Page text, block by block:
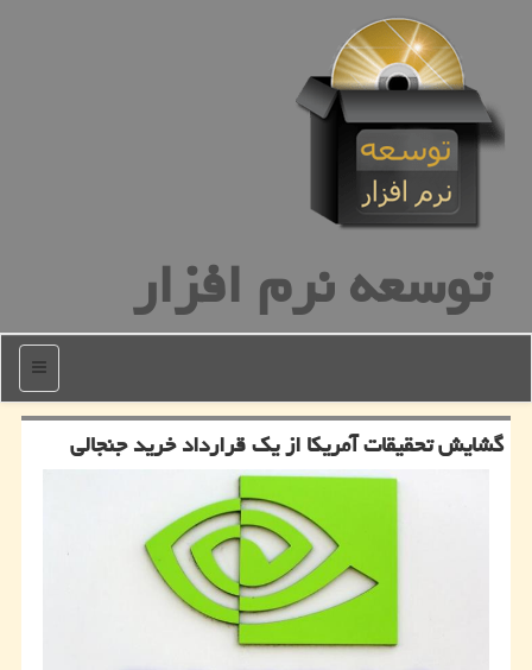
توسعه نرم افزار
منو
گشایش تحقیقات آمریكا از یك قرارداد خرید جنجالی